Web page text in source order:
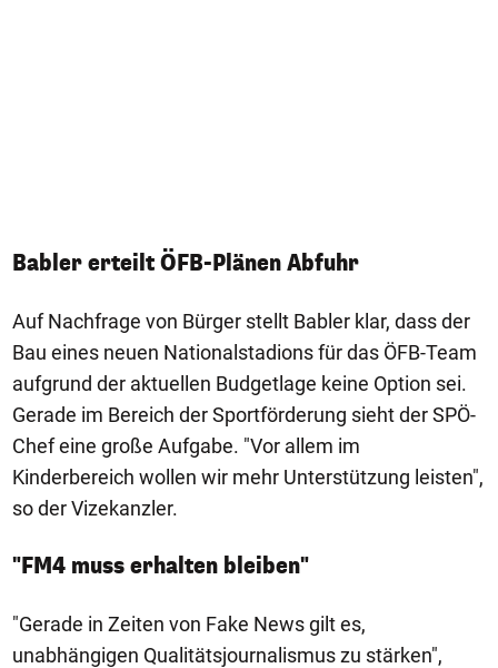
Babler erteilt ÖFB-Plänen Abfuhr
Auf Nachfrage von Bürger stellt Babler klar, dass der
Bau eines neuen Nationalstadions für das ÖFB-Team
aufgrund der aktuellen Budgetlage keine Option sei.
Gerade im Bereich der Sportförderung sieht der SPÖ-
Chef eine große Aufgabe. "Vor allem im
Kinderbereich wollen wir mehr Unterstützung leisten",
so der Vizekanzler.
"FM4 muss erhalten bleiben"
"Gerade in Zeiten von Fake News gilt es,
unabhängigen Qualitätsjournalismus zu stärken",